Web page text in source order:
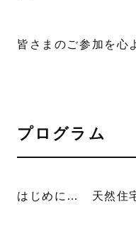
皆さまのご参加を心
プログラム
はじめに… 天然住